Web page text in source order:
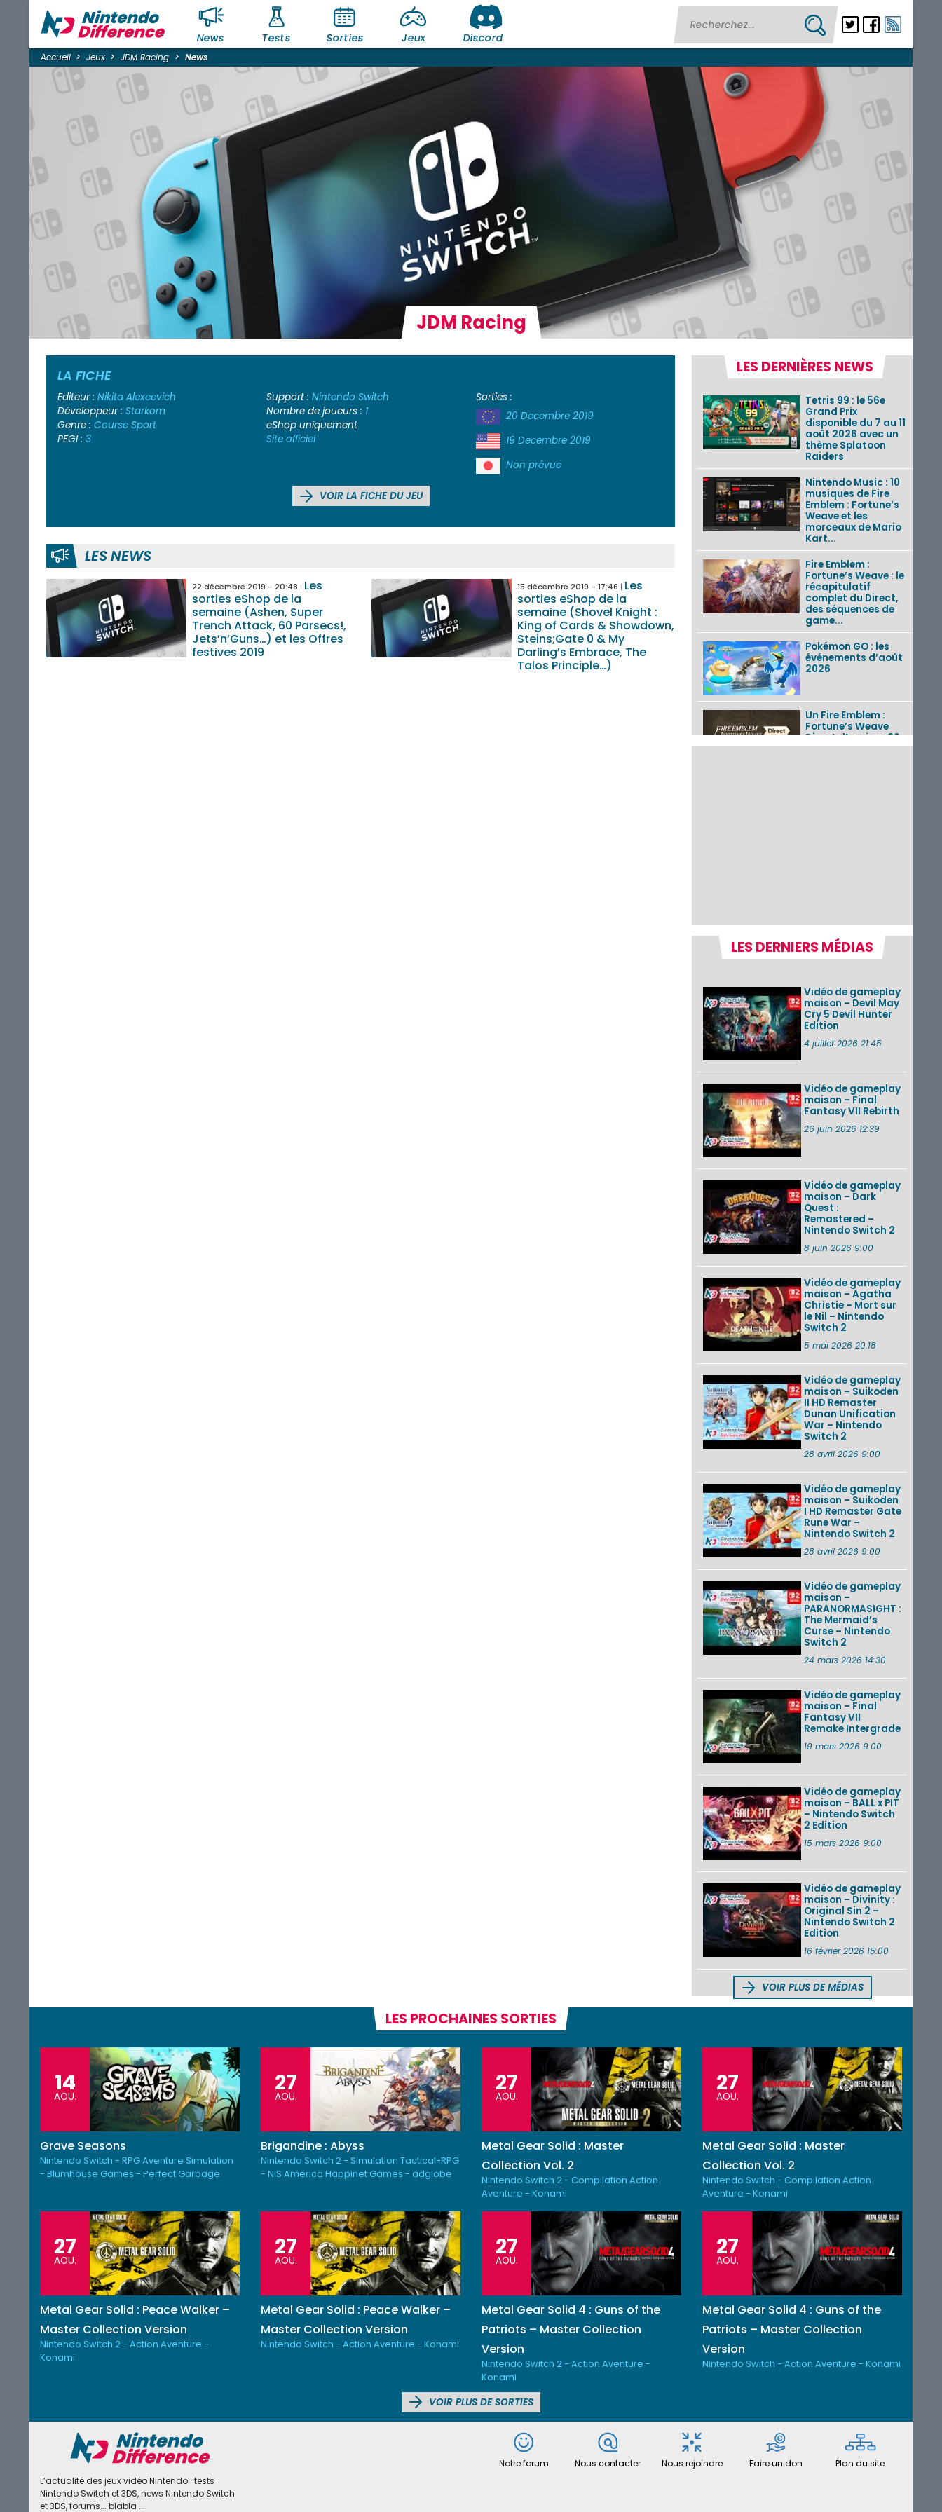
News Tests Sorties Jeux Discord
Accueil Jeux JDM Racing News
JDM Racing
LA FICHE
Editeur : Nikita Alexeevich
Développeur : Starkom
Genre : Course Sport
PEGI : 3
Support :Nintendo Switch
Nombre de joueurs : 1
eShop uniquement
Site officiel
Sorties :
20 Decembre 2019
19 Decembre 2019
Non prévue
VOIR LA FICHE DU JEU
LES NEWS
22 décembre 2019 - 20:48
Les
sorties eShop de la
semaine (Ashen, Super
Trench Attack, 60 Parsecs!,
Jets’n’Guns…) et les Offres
festives 2019
15 décembre 2019 - 17:46
Les
sorties eShop de la
semaine (Shovel Knight :
King of Cards & Showdown,
Steins;Gate 0 & My
Darling’s Embrace, The
Talos Principle…)
LES DERNIÈRES NEWS
Tetris 99 : le 56e
Grand Prix
disponible du 7 au 11
août 2026 avec un
thème Splatoon
Raiders
Nintendo Music : 10
musiques de Fire
Emblem : Fortune’s
Weave et les
morceaux de Mario
Kart...
Fire Emblem :
Fortune’s Weave : le
récapitulatif
complet du Direct,
des séquences de
game...
Pokémon GO : les
événements d’août
2026
Un Fire Emblem :
Fortune’s Weave
Direct d’environ 20
minutes diffusé le 4
décembre ...
Nintendo Music :
des musiques de
morceaux du mode
Balade de ...
Les éditions
physiques de Tomb
Switch 2 en version
amé...
Splatoon 3 : le
festival Summer
Nights de retour du
VOIR PLUS DE NEWS
LES DERNIERS MÉDIAS
Vidéo de gameplay
maison – Devil May
Cry 5 Devil Hunter
Edition
4 juillet 2026 21:45
Vidéo de gameplay
maison – Final
Fantasy VII Rebirth
26 juin 2026 12:39
Vidéo de gameplay
maison – Dark
Quest :
Remastered –
Nintendo Switch 2
8 juin 2026 9:00
Vidéo de gameplay
maison – Agatha
Christie – Mort sur
le Nil – Nintendo
Switch 2
5 mai 2026 20:18
Vidéo de gameplay
maison – Suikoden
II HD Remaster
Dunan Unification
War – Nintendo
Switch 2
28 avril 2026 9:00
Vidéo de gameplay
maison – Suikoden
I HD Remaster Gate
Rune War –
Nintendo Switch 2
28 avril 2026 9:00
Vidéo de gameplay
maison –
PARANORMASIGHT :
The Mermaid’s
Curse – Nintendo
Switch 2
24 mars 2026 14:30
Vidéo de gameplay
maison – Final
Fantasy VII
Remake Intergrade
19 mars 2026 9:00
Vidéo de gameplay
maison – BALL x PIT
– Nintendo Switch
2 Edition
15 mars 2026 9:00
Vidéo de gameplay
maison – Divinity :
Original Sin 2 –
Nintendo Switch 2
Edition
16 février 2026 15:00
VOIR PLUS DE MÉDIAS
LES PROCHAINES SORTIES
14
AOU.
Grave Seasons
Nintendo Switch - RPG Aventure Simulation
- Blumhouse Games - Perfect Garbage
27
AOU.
Brigandine : Abyss
Nintendo Switch 2 - Simulation Tactical-RPG
- NIS America Happinet Games - adglobe
27
AOU.
Metal Gear Solid : Master
Collection Vol. 2
Nintendo Switch 2 - Compilation Action
Aventure - Konami
27
AOU.
Metal Gear Solid : Master
Collection Vol. 2
Nintendo Switch - Compilation Action
Aventure - Konami
27
AOU.
Metal Gear Solid : Peace Walker –
Master Collection Version
Nintendo Switch 2 - Action Aventure -
Konami
27
AOU.
Metal Gear Solid : Peace Walker –
Master Collection Version
Nintendo Switch - Action Aventure - Konami
27
AOU.
Metal Gear Solid 4 : Guns of the
Patriots – Master Collection
Version
Nintendo Switch 2 - Action Aventure -
Konami
27
AOU.
Metal Gear Solid 4 : Guns of the
Patriots – Master Collection
Version
Nintendo Switch - Action Aventure - Konami
VOIR PLUS DE SORTIES
L’actualité des jeux vidéo Nintendo : tests
Nintendo Switch et 3DS, news Nintendo Switch
et 3DS, forums... blabla ...
Notre forum Nous contacter Nous rejoindre Faire un don Plan du site